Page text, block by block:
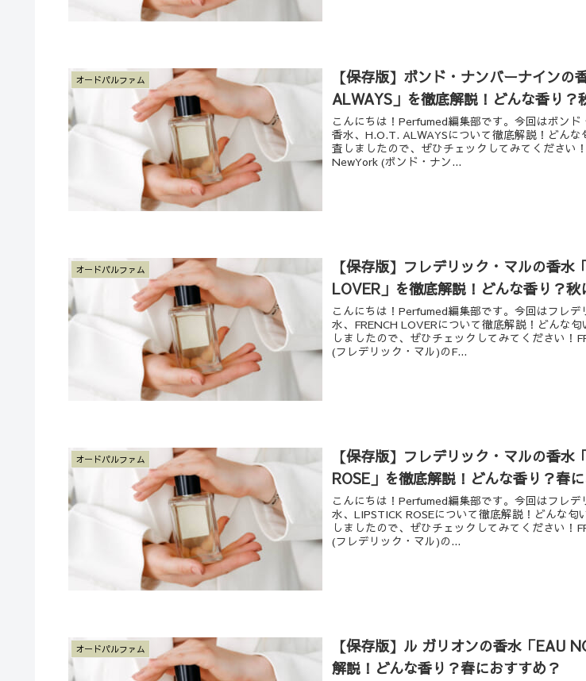
オードパルファム
【保存版】ボンド・ナンバーナインの
ALWAYS」を徹底解説！どんな香り？
こんにちは！Perfumed編集部です。今回はボンド
香水、H.O.T. ALWAYSについて徹底解説！どんな
査しましたので、ぜひチェックしてみてください
NewYork (ボンド・ナン...
オードパルファム
【保存版】フレデリック・マルの香水
LOVER」を徹底解説！どんな香り？秋
こんにちは！Perfumed編集部です。今回はフレデ
水、FRENCH LOVERについて徹底解説！どんな
しましたので、ぜひチェックしてみてください！
(フレデリック・マル)のF...
オードパルファム
【保存版】フレデリック・マルの香水
ROSE」を徹底解説！どんな香り？春
こんにちは！Perfumed編集部です。今回はフレデ
水、LIPSTICK ROSEについて徹底解説！どんな匂
しましたので、ぜひチェックしてみてください！
(フレデリック・マル)の...
オードパルファム
【保存版】ル ガリオンの香水「EAU
解説！どんな香り？春におすすめ？